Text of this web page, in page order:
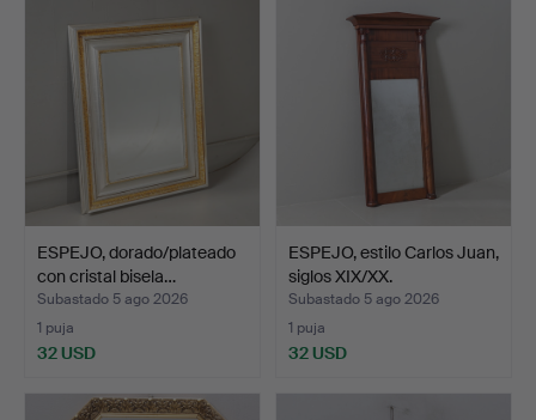
ESPEJO, dorado/plateado
con cristal bisela…
Subastado 5 ago 2026
1 puja
32 USD
ESPEJO, estilo Carlos Juan,
siglos XIX/XX.
Subastado 5 ago 2026
1 puja
32 USD